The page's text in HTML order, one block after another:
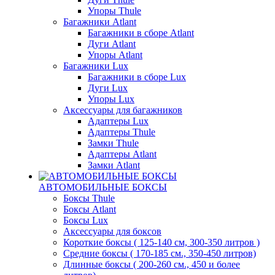
Упоры Thule
Багажники Atlant
Багажники в сборе Atlant
Дуги Atlant
Упоры Atlant
Багажники Lux
Багажники в сборе Lux
Дуги Lux
Упоры Lux
Аксессуары для багажников
Адаптеры Lux
Адаптеры Thule
Замки Thule
Адаптеры Atlant
Замки Atlant
АВТОМОБИЛЬНЫЕ БОКСЫ
Боксы Thule
Боксы Atlant
Боксы Lux
Аксессуары для боксов
Короткие боксы ( 125-140 см, 300-350 литров )
Средние боксы ( 170-185 см., 350-450 литров)
Длинные боксы ( 200-260 см., 450 и более